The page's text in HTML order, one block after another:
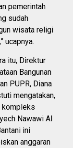
pemerintah
sudah
wisata religi
ucapnya.
itu, Direktur
Bangunan
PUPR, Diana
mengatakan,
kompleks
Nawawi Al
ini
anggaran